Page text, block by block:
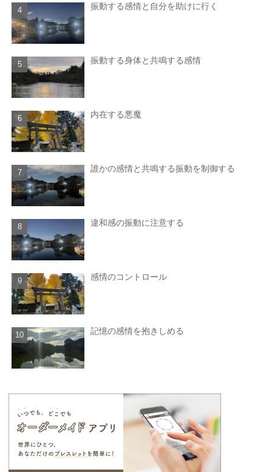
振動する感情と自分を助けに行く
振動する身体と共鳴する感情
内在する悪魔
誰かの感情と共鳴する振動を制御する
違和感の振動に注意する
感情のコントロール
記憶の感情を抱きしめる